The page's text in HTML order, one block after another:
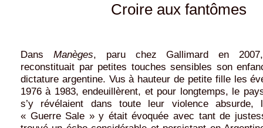
Croire aux fantômes
Dans Manèges, paru chez Gallimard en
reconstituait par petites touches sensibles son
dictature argentine. Vus à hauteur de petite fille les
1976 à 1983, endeuillèrent, et pour longtemps, le
s’y révélaient dans toute leur violence absurde,
« Guerre Sale » y était évoquée avec tant de